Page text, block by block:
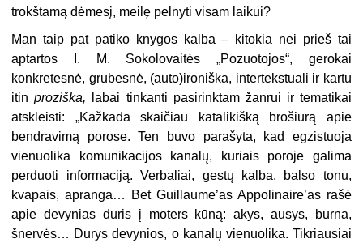
trokštamą dėmesį, meilę pelnyti visam laikui?
Man taip pat patiko knygos kalba – kitokia nei prieš tai
aptartos I. M. Sokolovaitės „Pozuotojos“, gerokai
konkretesnė, grubesnė, (auto)ironiška, intertekstuali ir kartu
itinproziška, labai tinkanti pasirinktam žanrui ir tematikai
atskleisti: „Kažkada skaičiau katalikišką brošiūrą apie
bendravimą porose. Ten buvo parašyta, kad egzistuoja
vienuolika komunikacijos kanalų, kuriais poroje galima
perduoti informaciją. Verbaliai, gestų kalba, balso tonu,
kvapais, apranga… Bet Guillaume’as Appolinaire’as rašė
apie devynias duris į moters kūną: akys, ausys, burna,
šnervės… Durys devynios, o kanalų vienuolika. Tikriausiai